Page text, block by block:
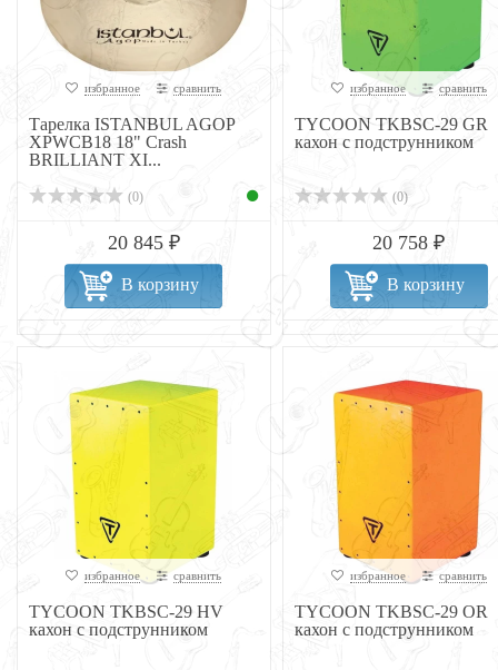
избранное сравнить
Тарелка ISTANBUL AGOP
XPWCB18 18" Crash
BRILLIANT XI...
(0)
20 845 ₽
В корзину
избранное сравнить
TYCOON TKBSC-29 GR
кахон с подструнником
(0)
20 758 ₽
В корзину
избранное сравнить
TYCOON TKBSC-29 HV
кахон с подструнником
избранное сравнить
TYCOON TKBSC-29 OR
кахон с подструнником